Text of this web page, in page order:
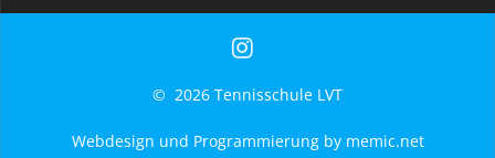
© 2026 Tennisschule LVT
Webdesign und Programmierung by memic.net